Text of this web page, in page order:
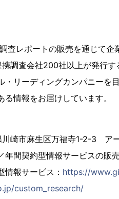
査レポートの販売を通じて
調査会社200社以上が発行
・リーディングカンパニーを
情報をお届けしています。
崎市麻生区万福寺1-2-3 ア
年間契約型情報サービスの販
報サービス： https://
custom_research/